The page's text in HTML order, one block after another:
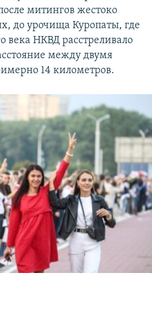
митингов жестоко
до урочища Куропаты, где
века НКВД расстреливало
между двумя
14 километров.